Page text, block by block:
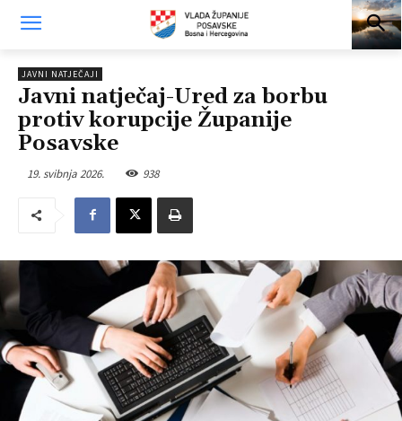
JAVNI NATJEČAJI
Javni natječaj-Ured za borbu
protiv korupcije Županije
Posavske
19. svibnja 2026. 938